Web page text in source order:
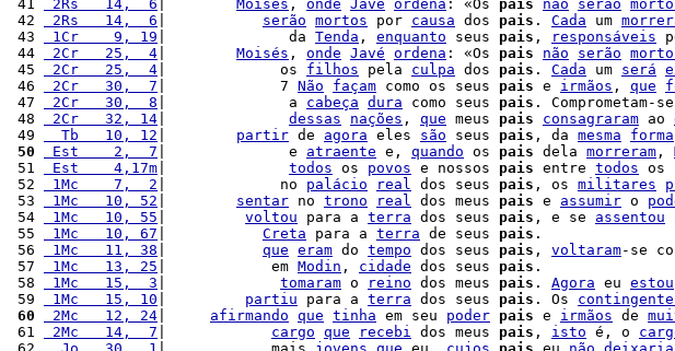
41
2Rs   14,  6 Moisés , onde Javé ordena : «Os pais não serão
42
2Rs   14,  6 serão mortos por causa dos pais . Cada um
43
1Cr    9, 19 |              da Tenda , enquanto seus pais , responsáveis
44
2Cr   25,  4 Moisés , onde Javé ordena : «Os pais não serão
45
2Cr   25,  4 |             os filhos pela culpa dos pais . Cada um será
46
2Cr   30,  7 |             7 Não façam como os seus pais e irmãos , que
47
2Cr   30,  8 |              a cabeça dura como seus pais . Comprometam-
48
2Cr   32, 14 dessas nações , que meus pais consagraram ao
49
  Tb   10, 12
partir de agora eles são seus pais , da mesma forma
50
Est    2,  7 |              e atraente e, quando os pais dela morreram ,
51
Est    4,17m todos os povos e nossos pais entre todos os
52
1Mc    7,  2 |             no palácio real dos seus pais , os militares
53
1Mc   10, 52 sentar no trono real dos meus pais e assumir o
54
1Mc   10, 55 voltou para a terra dos seus pais , e se assentou
55
1Mc   10, 67 Creta para a terra de seus pais .
56
1Mc   11, 38 que eram do tempo dos seus pais , voltaram-se
57
1Mc   13, 25 |            em Modin , cidade dos seus pais .
58
1Mc   15,  3 tomaram o reino dos meus pais . Agora eu estou
59
1Mc   15, 10 partiu para a terra dos seus pais . Os
60
2Mc   12, 24 afirmando que tinha em seu poder pais e irmãos de
61
2Mc   14,  7 cargo que recebi dos meus pais , isto é, o